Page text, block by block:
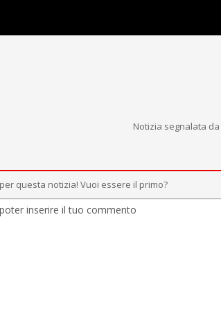
Notizia segnalata da
questa notizia! Vuoi essere il primo?